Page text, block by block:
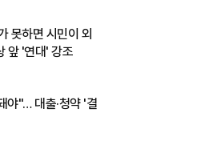
못하면 시민이 외
앞 '연대' 강조
야"… 대출·청약 '결